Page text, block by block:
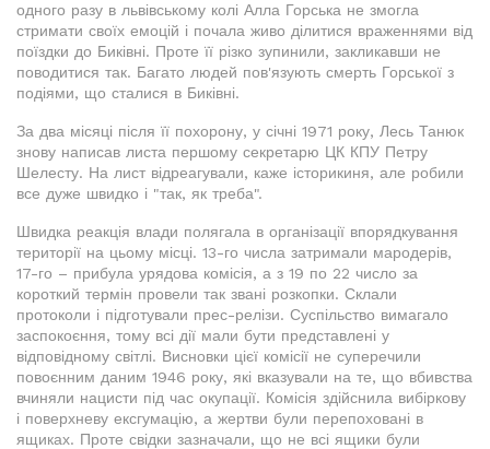
одного разу в львівському колі Алла Горська не змогла
стримати своїх емоцій і почала живо ділитися враженнями від
поїздки до Биківні. Проте її різко зупинили, закликавши не
поводитися так. Багато людей пов'язують смерть Горської з
подіями, що сталися в Биківні.
За два місяці після її похорону, у січні 1971 року, Лесь Танюк
знову написав листа першому секретарю ЦК КПУ Петру
Шелесту. На лист відреагували, каже історикиня, але робили
все дуже швидко і "так, як треба".
Швидка реакція влади полягала в організації впорядкування
території на цьому місці. 13-го числа затримали мародерів,
17-го – прибула урядова комісія, а з 19 по 22 число за
короткий термін провели так звані розкопки. Склали
протоколи і підготували прес-релізи. Суспільство вимагало
заспокоєння, тому всі дії мали бути представлені у
відповідному світлі. Висновки цієї комісії не суперечили
повоєнним даним 1946 року, які вказували на те, що вбивства
вчиняли нацисти під час окупації. Комісія здійснила вибіркову
і поверхневу ексгумацію, а жертви були перепоховані в
ящиках. Проте свідки зазначали, що не всі ящики були